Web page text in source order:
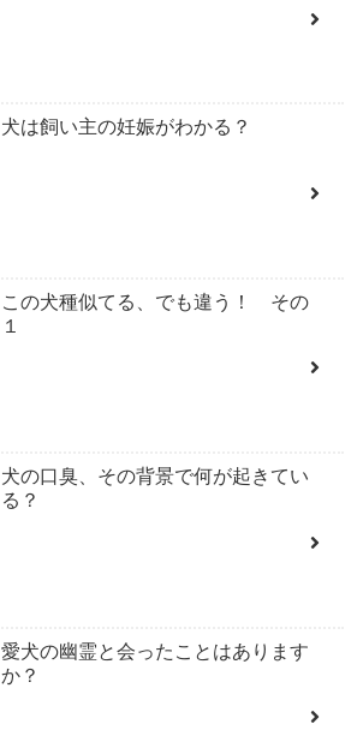
犬は飼い主の妊娠がわかる？
この犬種似てる、でも違う！ その
１
犬の口臭、その背景で何が起きてい
る？
愛犬の幽霊と会ったことはあります
か？